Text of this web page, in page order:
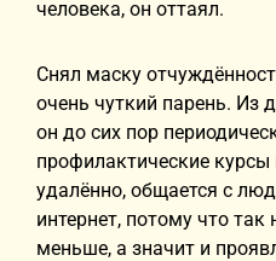
человека, он оттаял.
Снял маску
очень чуткий парень. Из
он до сих пор
профилактические курсы
удалённо, общается с
интернет, потому что
меньше, а значит и